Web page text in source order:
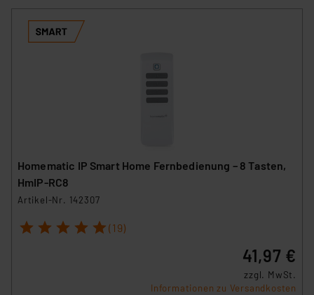
Homematic IP Smart Home Fernbedienung – 8 Tasten,
HmIP-RC8
Artikel-Nr. 142307
1 2 3 4 5 (19)
41,97 €
zzgl. MwSt.
Informationen zu Versandkosten